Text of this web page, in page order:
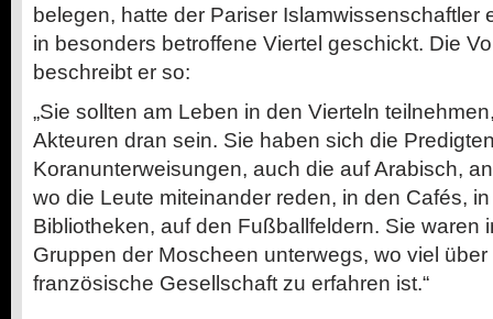
belegen, hatte der Pariser Islamwissenschaftler
in besonders betroffene Viertel geschickt. Die
beschreibt er so:
„Sie sollten am Leben in den Vierteln
Akteuren dran sein. Sie haben sich die
Koranunterweisungen, auch die auf Arabisch,
wo die Leute miteinander reden, in den Cafés,
Bibliotheken, auf den Fußballfeldern. Sie waren
Gruppen der Moscheen unterwegs, wo viel
französische Gesellschaft zu erfahren ist.“